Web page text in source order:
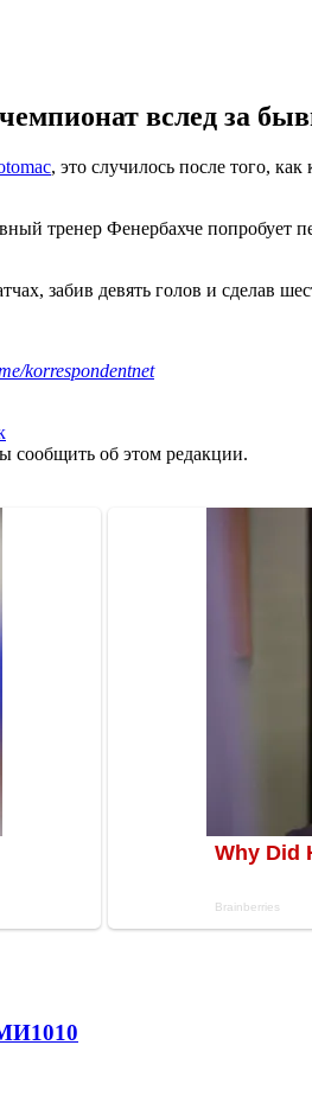
вслед за
, это случилось после того,
тренер Фенербахче попробует
забив девять голов и сделав
korrespondentnet
сообщить об этом редакции.
1010